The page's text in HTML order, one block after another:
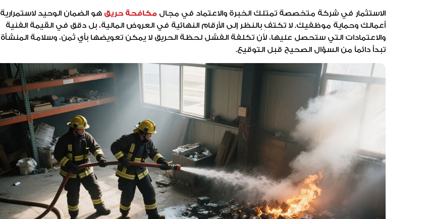
الاستثمار في شركة متخصصة تمتلك الخبرة والاعتماد في مجال مكافحة حريق هو الضمان الوحيد لاستمرارية
أعمالك وحماية موظفيك. لا تكتفِ بالنظر إلى الأرقام النهائية في العروض المالية، بل دقق في القيمة الفنية
والاعتمادات التي ستحصل عليها، لأن تكلفة الفشل لحظة الحريق لا يمكن تعويضها بأي ثمن، وسلامة المنشأة
تبدأ دائماً من السؤال الصحيح قبل التوقيع.